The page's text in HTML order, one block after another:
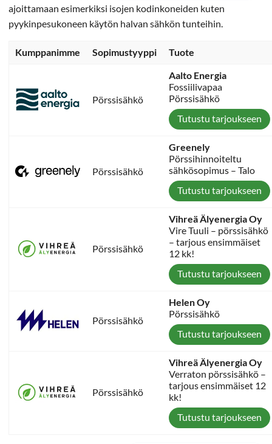
ajoittamaan esimerkiksi isojen kodinkoneiden kuten
pyykinpesukoneen käytön halvan sähkön tunteihin.
Kumppanimme Sopimustyyppi Tuote
Pörssisähkö
Aalto Energia
Fossiilivapaa
Pörssisähkö
Tutustu tarjoukseen
Pörssisähkö
Greenely
Pörssihinnoiteltu
sähkösopimus – Talo
Tutustu tarjoukseen
Pörssisähkö
Vihreä Älyenergia Oy
Vire Tuuli – pörssisähkö
– tarjous ensimmäiset
12 kk!
Tutustu tarjoukseen
Pörssisähkö
Helen Oy
Pörssisähkö
Tutustu tarjoukseen
Pörssisähkö
Vihreä Älyenergia Oy
Verraton pörssisähkö –
tarjous ensimmäiset 12
kk!
Tutustu tarjoukseen